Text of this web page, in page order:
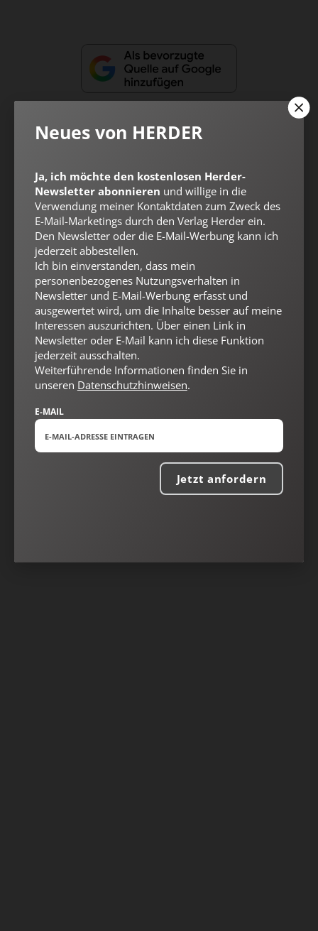
Nach oben
Neues von HERDER
Ja, ich möchte den kostenlosen Herder-
Newsletter abonnieren und willige in die
Verwendung meiner Kontaktdaten zum Zweck des
E-Mail-Marketings durch den Verlag Herder ein.
Den Newsletter oder die E-Mail-Werbung kann ich
jederzeit abbestellen.
Ich bin einverstanden, dass mein
personenbezogenes Nutzungsverhalten in
Newsletter und E-Mail-Werbung erfasst und
ausgewertet wird, um die Inhalte besser auf meine
Interessen auszurichten. Über einen Link in
Newsletter oder E-Mail kann ich diese Funktion
jederzeit ausschalten.
Weiterführende Informationen finden Sie in
unseren Datenschutzhinweisen.
E-MAIL
Jetzt anfordern